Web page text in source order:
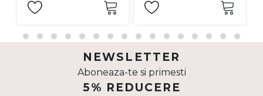
NEWSLETTER
Aboneaza-te si primesti
5% REDUCERE